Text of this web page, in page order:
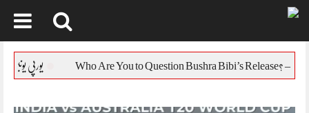
content
یورپی یونین کا بنگلہ دیش